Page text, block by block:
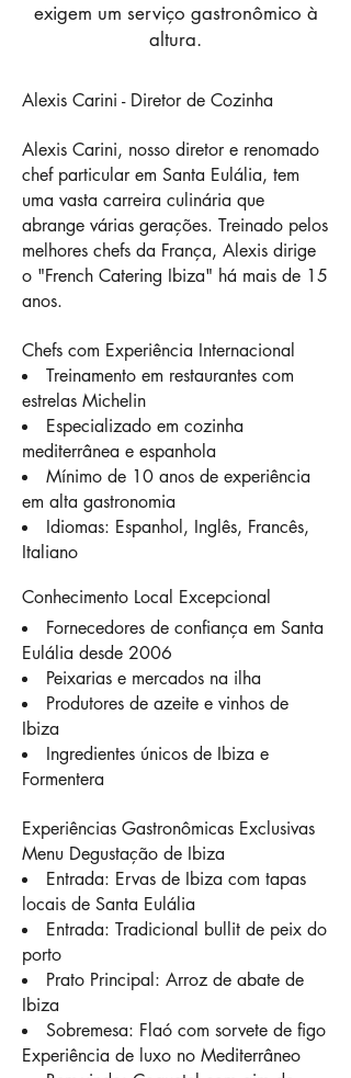
exigem um serviço gastronômico à
altura.
Alexis Carini - Diretor de Cozinha
Alexis Carini, nosso diretor e renomado
chef particular em Santa Eulália, tem
uma vasta carreira culinária que
abrange várias gerações. Treinado pelos
melhores chefs da França, Alexis dirige
o "French Catering Ibiza" há mais de 15
anos.
Chefs com Experiência Internacional
Treinamento em restaurantes com
estrelas Michelin
Especializado em cozinha
mediterrânea e espanhola
Mínimo de 10 anos de experiência
em alta gastronomia
Idiomas: Espanhol, Inglês, Francês,
Italiano
Conhecimento Local Excepcional
Fornecedores de confiança em Santa
Eulália desde 2006
Peixarias e mercados na ilha
Produtores de azeite e vinhos de
Ibiza
Ingredientes únicos de Ibiza e
Formentera
Experiências Gastronômicas Exclusivas
Menu Degustação de Ibiza
Entrada: Ervas de Ibiza com tapas
locais de Santa Eulália
Entrada: Tradicional bullit de peix do
porto
Prato Principal: Arroz de abate de
Ibiza
Sobremesa: Flaó com sorvete de figo
Experiência de luxo no Mediterrâneo